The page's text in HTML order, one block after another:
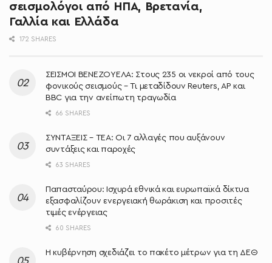
σεισμολόγοι από ΗΠΑ, Βρετανία,
Γαλλία και Ελλάδα
172 SHARES
ΣΕΙΣΜΟΙ ΒΕΝΕΖΟΥΕΛΑ: Στους 235 οι νεκροί από τους
φονικούς σεισμούς – Τι μεταδίδουν Reuters, AP και
BBC για την ανείπωτη τραγωδία
66 SHARES
ΣΥΝΤΑΞΕΙΣ – ΤΕΑ: Οι 7 αλλαγές που αυξάνουν
συντάξεις και παροχές
63 SHARES
Παπασταύρου: Ισχυρά εθνικά και ευρωπαϊκά δίκτυα
εξασφαλίζουν ενεργειακή θωράκιση και προσιτές
τιμές ενέργειας
60 SHARES
Η κυβέρνηση σχεδιάζει το πακέτο μέτρων για τη ΔΕΘ